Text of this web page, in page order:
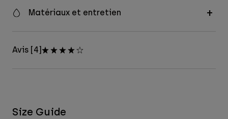
Matériaux et entretien
Avis [4]
Size Guide